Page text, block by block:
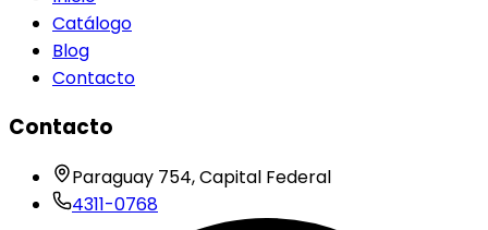
Catálogo
Blog
Contacto
Contacto
Paraguay 754, Capital Federal
4311-0768